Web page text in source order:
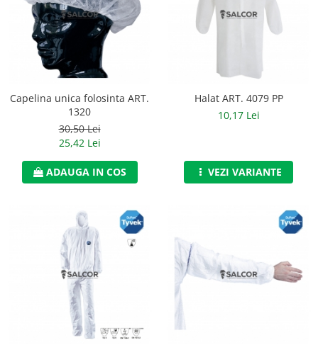
Jachete de iarna
Jachete/Bluze Salopeta
Pantaloni cu pieptar
Pantaloni scurti
Pelerine de ploaie
Protectie termica
Sorturi de protectie
Lucru la Inaltime
Capelina unica folosinta ART.
1320
30,50 Lei
25,42 Lei
ADAUGA IN COS
Halat ART. 4079 PP
10,17 Lei
VEZI VARIANTE